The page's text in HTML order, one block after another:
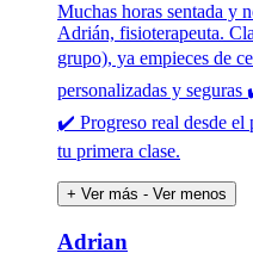
Muchas horas sentada y
Adrián, fisioterapeuta.
grupo), ya empieces de
personalizadas y
✔️ Progreso real desde el
tu primera clase.
+ Ver más - Ver menos
Adrian